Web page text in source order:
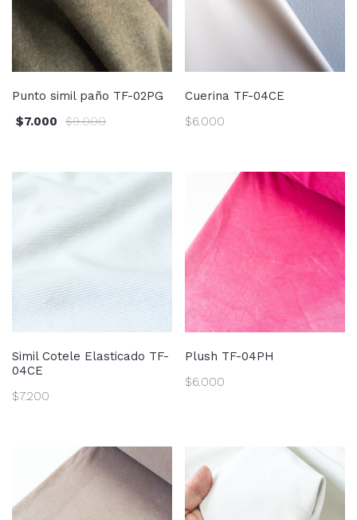
Punto simil paño TF-02PG
$9.000
$7.000
Cuerina TF-04CE
$6.000
Simil Cotele Elasticado TF-
04CE
$7.200
Plush TF-04PH
$6.000